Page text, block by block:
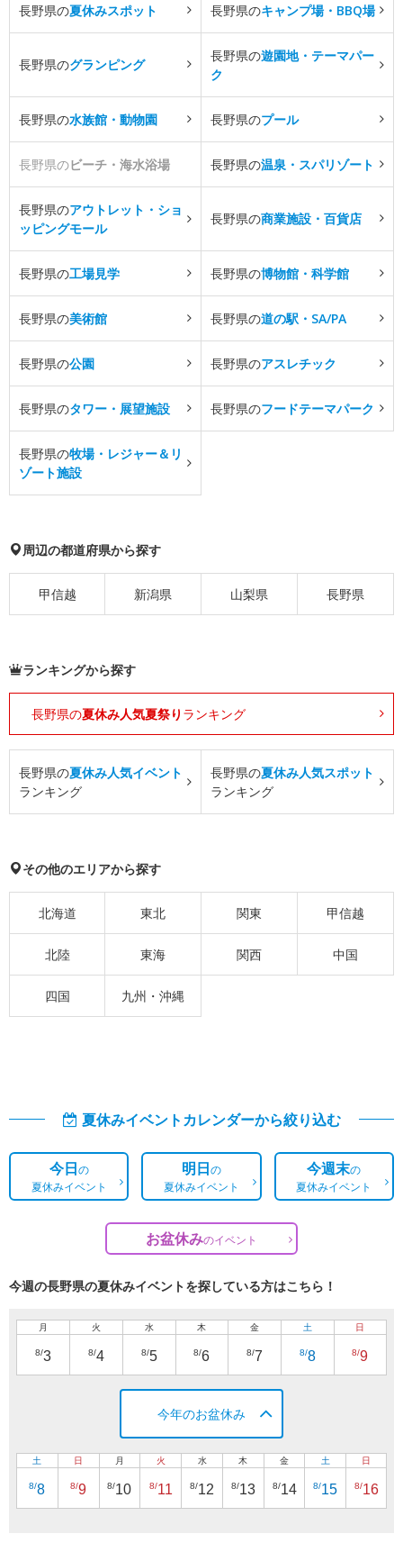
長野県の夏休みスポット 長野県のキャンプ場・BBQ場
長野県のグランピング
長野県の遊園地・テーマパー
ク
長野県の水族館・動物園 長野県のプール
長野県のビーチ・海水浴場 長野県の温泉・スパリゾート
長野県のアウトレット・ショ
ッピングモール
長野県の商業施設・百貨店
長野県の工場見学 長野県の博物館・科学館
長野県の美術館 長野県の道の駅・SA/PA
長野県の公園 長野県のアスレチック
長野県のタワー・展望施設 長野県のフードテーマパーク
長野県の牧場・レジャー＆リ
ゾート施設
周辺の都道府県から探す
甲信越 新潟県 山梨県 長野県
ランキングから探す
長野県の夏休み人気夏祭り ランキング
長野県の夏休み人気イベント
ランキング
長野県の夏休み人気スポット
ランキング
その他のエリアから探す
北海道 東北 関東 甲信越
北陸 東海 関西 中国
四国 九州・沖縄
夏休みイベントカレンダーから絞り込む
今日の
夏休みイベント
明日の
夏休みイベント
今週末の
夏休みイベント
お盆休みのイベント
今週の長野県の夏休みイベントを探している方はこちら！
月
8/3
火
8/4
水
8/5
木
8/6
金
8/7
土
8/8
日
8/9
今年のお盆休み
土
8/8
日
8/9
月
8/10
火
8/11
水
8/12
木
8/13
金
8/14
土
8/15
日
8/16